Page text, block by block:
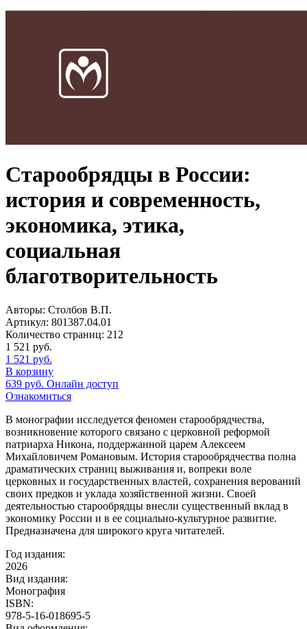
Старообрядцы в России:
история и современность,
экономика, этика,
социальная
благотворительность
Авторы: Столбов В.П.
Артикул: 801387.04.01
Количество страниц: 212
1 521 руб.
1 521 руб.
В корзину
639 руб. Онлайн доступ
Ознакомиться
В монографии исследуется феномен старообрядчества,
возникновение которого связано с церковной реформой
патриарха Никона, поддержанной царем Алексеем
Михайловичем Романовым. История старообрядчества полна
драматических страниц выживания и, вопреки воле
церковных и государственных властей, сохранения верований
своих предков и уклада хозяйственной жизни. Своей
деятельностью старообрядцы внесли существенный вклад в
экономику России и в ее социально-культурное развитие.
Предназначена для широкого круга читателей.
Год издания:
2026
Вид издания:
Монография
ISBN:
978-5-16-018695-5